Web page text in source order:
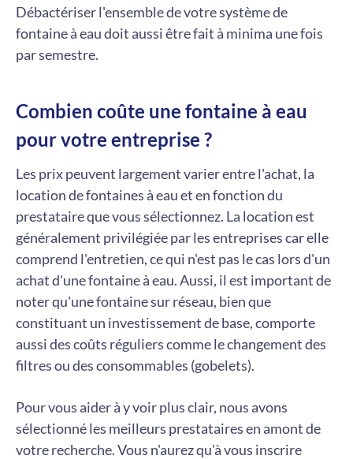
Débactériser l'ensemble de votre système de
fontaine à eau doit aussi être fait à minima une fois
par semestre.
Combien coûte une fontaine à eau
pour votre entreprise ?
Les prix peuvent largement varier entre l'achat, la
location de fontaines à eau et en fonction du
prestataire que vous sélectionnez. La location est
généralement privilégiée par les entreprises car elle
comprend l'entretien, ce qui n'est pas le cas lors d'un
achat d'une fontaine à eau. Aussi, il est important de
noter qu'une fontaine sur réseau, bien que
constituant un investissement de base, comporte
aussi des coûts réguliers comme le changement des
filtres ou des consommables (gobelets).
Pour vous aider à y voir plus clair, nous avons
sélectionné les meilleurs prestataires en amont de
votre recherche. Vous n'aurez qu'à vous inscrire